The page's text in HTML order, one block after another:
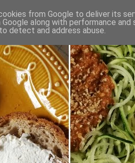
from Google to deliver its
Google along with performance
detect and address abuse.